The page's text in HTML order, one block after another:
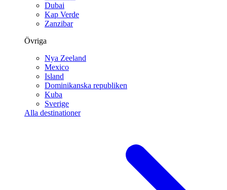
Dubai
Kap Verde
Zanzibar
Övriga
Nya Zeeland
Mexico
Island
Dominikanska republiken
Kuba
Sverige
Alla destinationer